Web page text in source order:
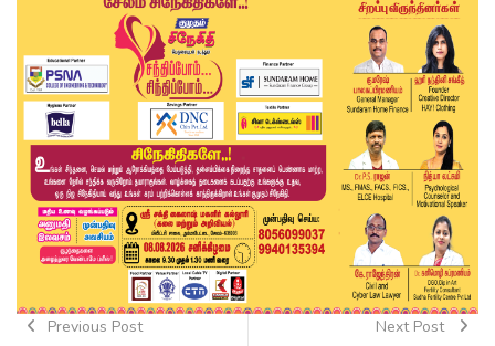
Previous Post Next Post